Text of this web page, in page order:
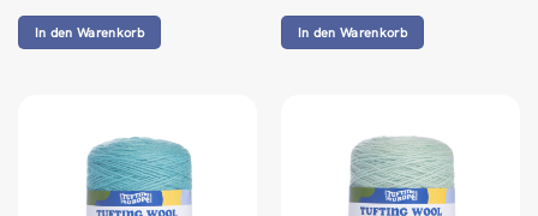
In den Warenkorb In den Warenkorb